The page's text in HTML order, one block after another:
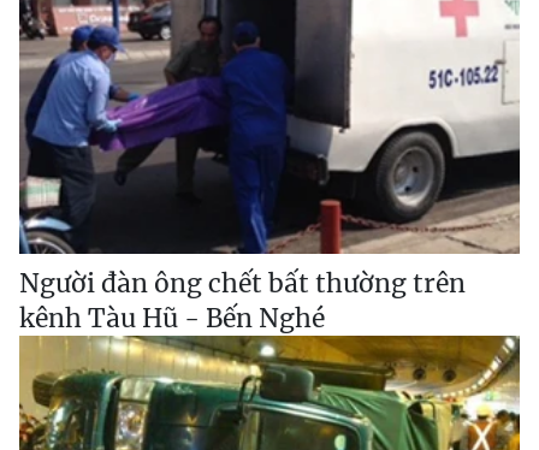
Người đàn ông chết bất thường trên
kênh Tàu Hũ - Bến Nghé